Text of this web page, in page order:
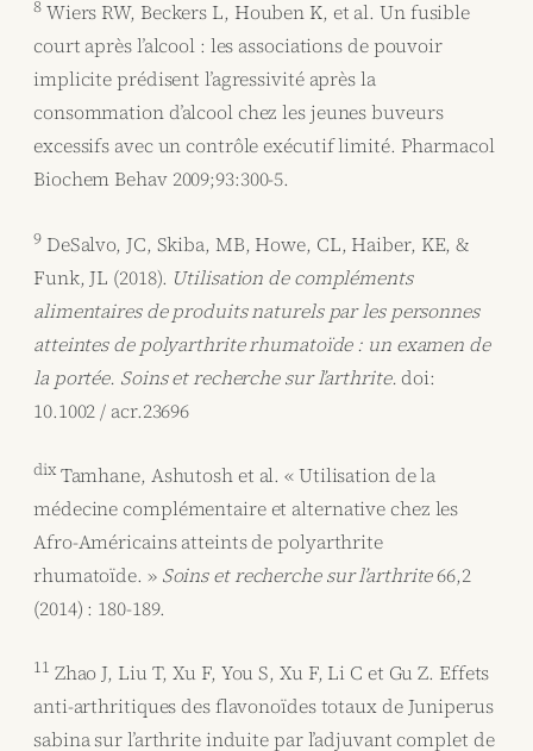
8Wiers RW, Beckers L, Houben K, et al. Un fusible
court après l’alcool : les associations de pouvoir
implicite prédisent l’agressivité après la
consommation d’alcool chez les jeunes buveurs
excessifs avec un contrôle exécutif limité. Pharmacol
Biochem Behav 2009;93:300-5.
9DeSalvo, JC, Skiba, MB, Howe, CL, Haiber, KE, &
Funk, JL (2018). Utilisation de compléments
alimentaires de produits naturels par les personnes
atteintes de polyarthrite rhumatoïde : un examen de
la portée. Soins et recherche sur l’arthrite.doi:
10.1002 / acr.23696
dixTamhane, Ashutosh et al. « Utilisation de la
médecine complémentaire et alternative chez les
Afro-Américains atteints de polyarthrite
rhumatoïde. » Soins et recherche sur l’arthrite66,2
(2014) : 180-189.
11 Zhao J, Liu T, Xu F, You S, Xu F, Li C et Gu Z. Effets
anti-arthritiques des flavonoïdes totaux de Juniperus
sabina sur l’arthrite induite par l’adjuvant complet de